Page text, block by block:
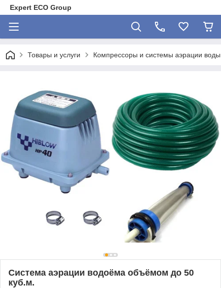
Expert ECO Group
Товары и услуги Компрессоры и системы аэрации воды
Система аэрации водоёма объёмом до 50
куб.м.